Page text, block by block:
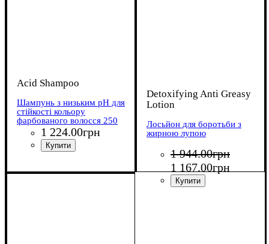
Acid Shampoo
Шампунь з низьким pH для
стійкості кольору
фарбованого волосся 250
1 224.00грн
Detoxifying Anti Greasy
Lotion
Лосьйон для боротьби з
жирною лупою
1 944.00грн
1 167.00грн